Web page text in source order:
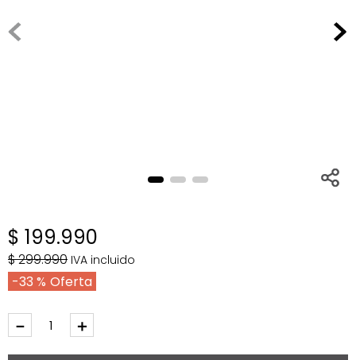
$ 199.990
$299.990 IVA incluido
33 %
＋
－